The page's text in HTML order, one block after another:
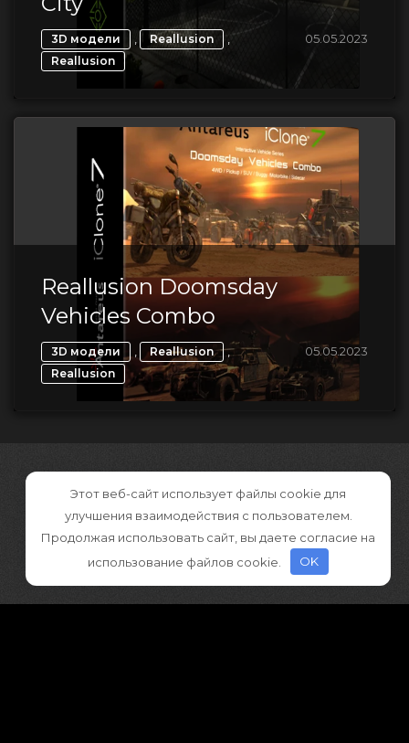
3D модели , Reallusion ,
Reallusion
05.05.2023
Reallusion Doomsday
Vehicles Combo
3D модели , Reallusion ,
Reallusion
05.05.2023
Этот веб-сайт использует файлы cookie для
улучшения взаимодействия с пользователем.
Продолжая использовать сайт, вы даете согласие на
использование файлов cookie.
OK